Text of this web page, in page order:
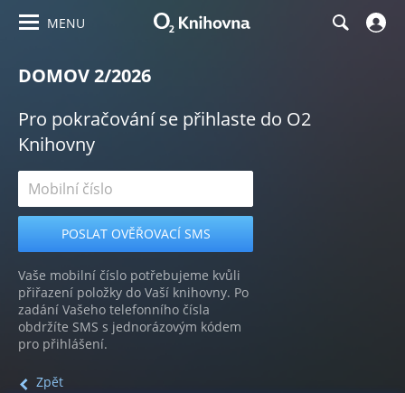
MENU
DOMOV 2/2026
Pro pokračování se přihlaste do O2
Knihovny
Vaše mobilní číslo potřebujeme kvůli
přiřazení položky do Vaší knihovny. Po
zadání Vašeho telefonního čísla
obdržíte SMS s jednorázovým kódem
pro přihlášení.
Zpět